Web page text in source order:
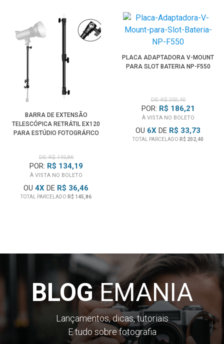
BARRA DE EXTENSÃO
TELESCÓPICA RETRÁTIL EX120
PARA ESTÚDIO FOTOGRÁFICO
DE: R$ 145,86
POR: R$ 134,19
À VISTA NO BOLETO
OU 4X DE R$ 36,46
TOTAL PARCELADO R$ 145,86
PLACA ADAPTADORA V-MOUNT
PARA SLOT BATERIA NP-F550
DE: R$ 202,40
POR: R$ 186,21
À VISTA NO BOLETO
OU 6X DE R$ 33,73
TOTAL PARCELADO R$ 202,40
BLOGEMANIA
Lançamentos, dicas, tutoriais
E tudo sobre fotografia